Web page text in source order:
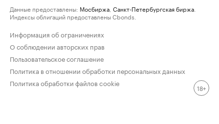
Данные предоставлены: Мосбиржа Санкт-Петербургская биржа
Индексы облигаций предоставлены Cbonds.
Информация об ограничениях
О соблюдении авторских прав
Пользовательское соглашение
Политика в отношении обработки персональных данных
Политика обработки файлов cookie
18+